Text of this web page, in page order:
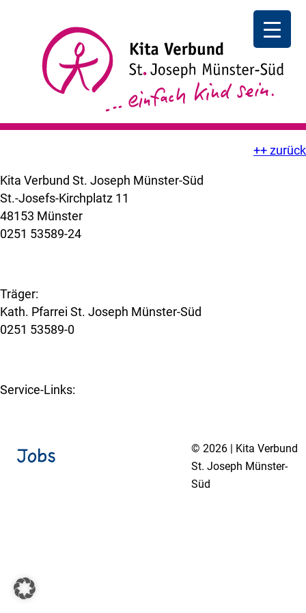
Acrylmalkurs mit Vera Degener
| 16:30 – 19:30 Uhr |
Pfarrheim St-Joseph Münster-Süd. Happy-Time für
Erwachsene.
Weitere Infos entnehmen Sie bitte dem Plakat in der
++ zurück
Kita Verbund St. Joseph Münster-Süd
St.-Josefs-Kirchplatz 11
48153 Münster
0251 53589-24
Träger:
Kath. Pfarrei St. Joseph Münster-Süd
0251 53589-0
Service-Links:
© 2026 | Kita Verbund
St. Joseph Münster-
Süd